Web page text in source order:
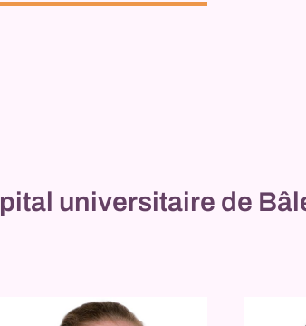
universitaire de